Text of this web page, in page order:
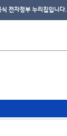
전자정부 누리집입니다.